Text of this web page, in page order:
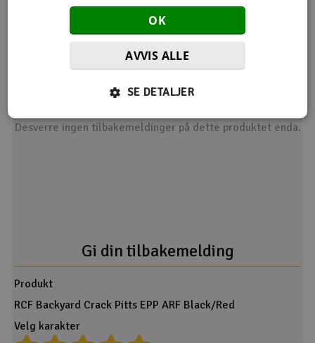
60-80W
Produktanmeldelser
Desverre ingen tilbakemeldinger på dette produktet enda.
Gi din tilbakemelding
Produkt
RCF Backyard Crack Pitts EPP ARF Black/Red
Velg karakter
OK
AVVIS ALLE
SE DETALJER